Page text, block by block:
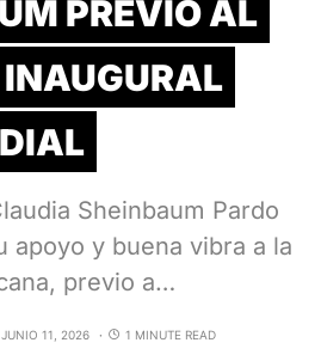
PREVIO AL
Sheinbaum Pardo
apoyo y buena vibra a la
previo a…
JUNIO 11, 2026 1 MINUTE READ